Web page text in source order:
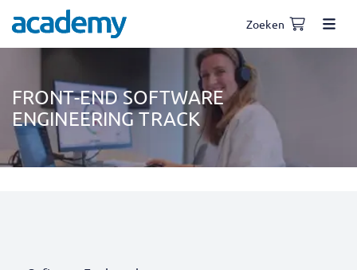
Zoeken
FRONT-END SOFTWARE
ENGINEERING TRACK